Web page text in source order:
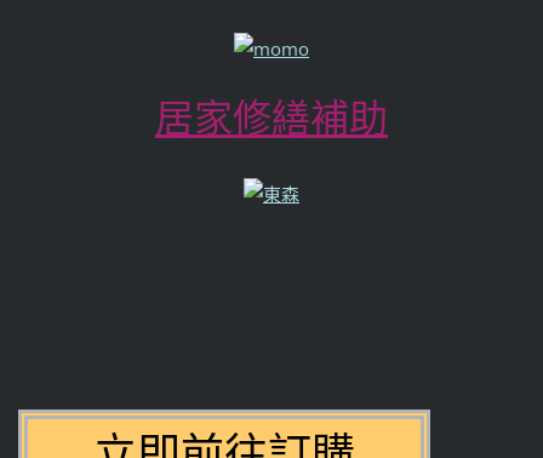
居家修繕補助